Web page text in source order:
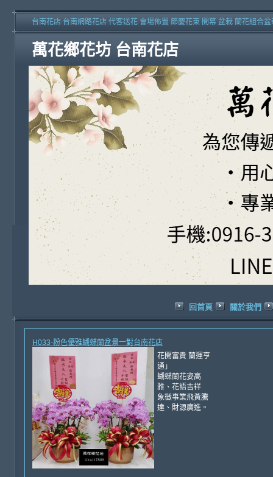
萬花鄉花坊 台南花店
台南花店 台南網路花店 代客送花 會場佈置 節慶花束 開幕 盆栽 蘭花組合
回首頁 關於我們
H033-粉色優雅蝴蝶蘭盆景一對台南花店
花開富貴 蘭運亨
通」
蝴蝶蘭花姿高
雅、花語吉祥
象徵事業飛黃騰
達、財源廣進。